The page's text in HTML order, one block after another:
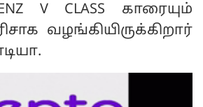
V CLASS காரையும்
வழங்கியிருக்கிறார்